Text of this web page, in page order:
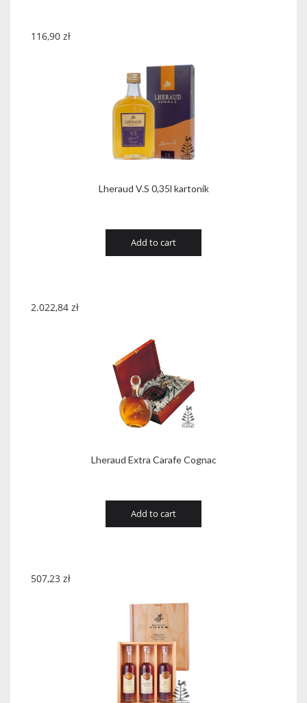
Lheraud V.S 0,35l kartonik
116,90 zł
Add to cart
Lheraud Extra Carafe Cognac
2.022,84 zł
Add to cart
507,23 zł